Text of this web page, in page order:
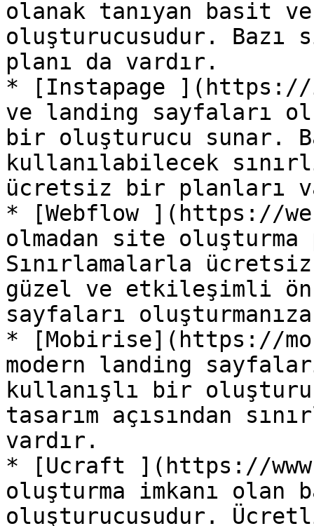
olanak tanıyan basit
oluşturucusudur.
planı da vardır.
* [Instapage ](https://
ve landing sayfaları
bir oluşturucu sunar.
kullanılabilecek
ücretsiz bir planları
* [Webflow ](https://
olmadan site
Sınırlamalarla
güzel ve etkileşimli
sayfaları
* [Mobirise](https://
modern landing
kullanışlı bir
tasarım açısından
vardır.
* [Ucraft ](https://
oluşturma imkanı olan
oluşturucusudur.